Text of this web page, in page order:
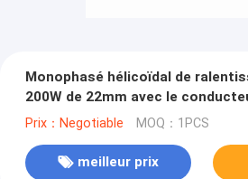
Monophasé hélicoïdal de
200W de 22mm avec le
Prix：Negotiable MOQ：1PCS
meilleur prix